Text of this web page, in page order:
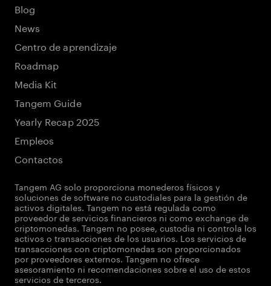
Blog
News
Centro de aprendizaje
Roadmap
Media Kit
Tangem Guide
Yearly Recap 2025
Empleos
Contactos
Tangem AG solo proporciona monederos físicos y
soluciones de software no custodiales para la gestión de
activos digitales. Tangem no está regulada como
proveedor de servicios financieros ni como exchange de
criptomonedas. Tangem no posee, custodia ni controla los
activos o transacciones de los usuarios. Los servicios de
transacciones con criptomonedas son proporcionados
por proveedores externos. Tangem no ofrece
asesoramiento ni recomendaciones sobre el uso de estos
servicios de terceros.